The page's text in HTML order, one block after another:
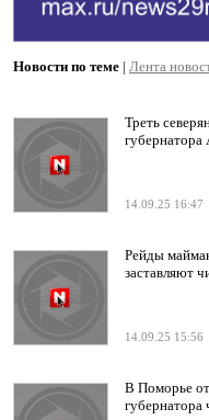
Новости по теме | Лента
Треть
губернатора
14.09.25 16:47
Рейды
заставляют
14.09.25 15:56
В Поморье